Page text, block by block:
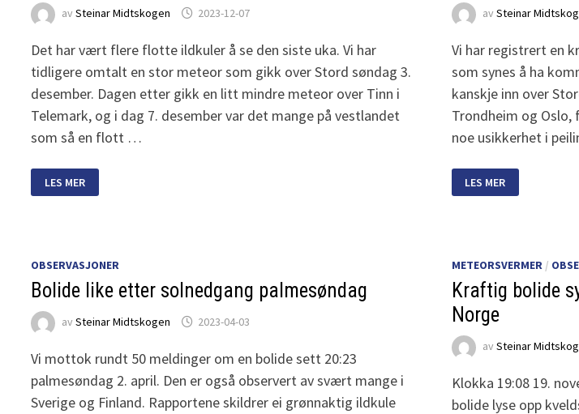
avSteinar Midtskogen 2023-12-07
Det har vært flere flotte ildkuler å se den siste uka. Vi har
tidligere omtalt en stor meteor som gikk over Stord søndag 3.
desember. Dagen etter gikk en litt mindre meteor over Tinn i
Telemark, og i dag 7. desember var det mange på vestlandet
som så en flott …
FLOTTE
ILDKULER
LES MER
av Steinar
Vi har registrert en
som synes å ha
kanskje inn over
Trondheim og
noe usikkerhet i
METEOR
PÅ
LES MER
OBSERVASJONER
Bolide like etter solnedgang palmesøndag
avSteinar Midtskogen 2023-04-03
Vi mottok rundt 50 meldinger om en bolide sett 20:23
palmesøndag 2. april. Den er også observert av svært mange i
Sverige og Finland. Rapportene skildrer ei grønnaktig ildkule
METEORSVERMER/
Kraftig bolide
Norge
av Steinar
Klokka 19:08 19.
bolide lyse opp